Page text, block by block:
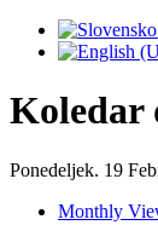
Koledar
Ponedeljek. 19
Monthly